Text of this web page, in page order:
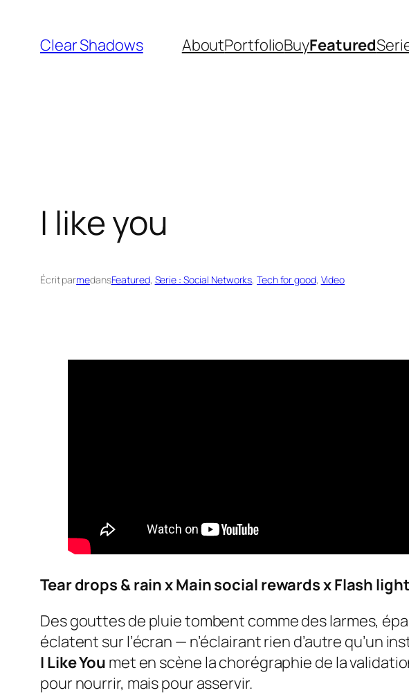
contenu
Clear Shadows AboutPortfolioBuyFeatured
I like you
Écrit parmedansFeatured, Serie : Social Networks, Tech for good, Video
Tear drops & rain x Main social rewards x Flash
Des gouttes de pluie tombent comme des larmes,
éclatent sur l’écran — n’éclairant rien d’autre qu’un
I Like You met en scène la chorégraphie de la
pour nourrir, mais pour asservir.